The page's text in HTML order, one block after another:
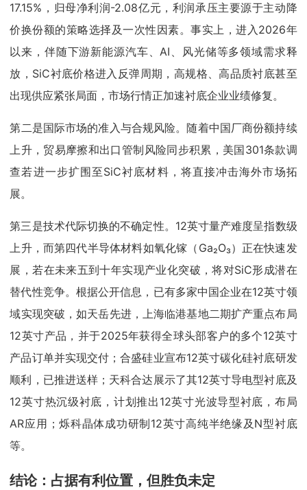
17.15%，归母净利润-2.08亿元，利润承压主要源于主动降
价换份额的策略选择及一次性因素。事实上，进入2026年
以来，伴随下游新能源汽车、AI、风光储等多领域需求释
放，SiC衬底价格进入反弹周期，高规格、高品质衬底甚至
出现供应紧张局面，市场行情正加速衬底企业业绩修复。
第二是国际市场的准入与合规风险。随着中国厂商份额持续
上升，贸易摩擦和出口管制风险同步积累，美国301条款调
查若进一步扩围至SiC衬底材料，将直接冲击海外市场拓
展。
第三是技术代际切换的不确定性。12英寸量产难度呈指数级
上升，而第四代半导体材料如氧化镓（Ga₂O₃）正在快速发
展，若在未来五到十年实现产业化突破，将对SiC形成潜在
替代性竞争。根据公开信息，已有多家中国企业在12英寸领
域实现突破，如天岳先进，上海临港基地二期扩产重点布局
12英寸产品，并于2025年获得全球头部客户的多个12英寸
产品订单并实现交付；合盛硅业宣布12英寸碳化硅衬底研发
顺利，已推进送样；天科合达展示了其12英寸导电型衬底及
12英寸热沉级衬底，计划推出12英寸光波导型衬底，布局
AR应用；烁科晶体成功研制12英寸高纯半绝缘及N型衬底
等。
结论：占据有利位置，但胜负未定